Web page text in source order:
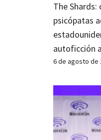
The Shards:
psicópatas
autoficción
6 de agosto de